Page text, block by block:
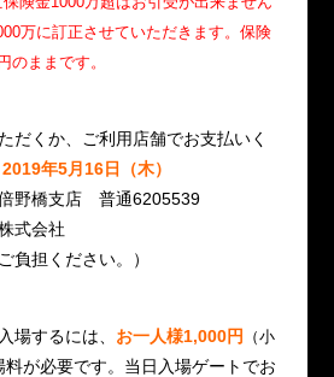
万に訂正させていただきます。保険
のままです。
だくか、ご利用店舗でお支払いく
年5月16日（木）
橋支店 普通6205539
式会社
担ください。）
場するには、 お一人様1,000円
（小
料が必要です。当日入場ゲートでお